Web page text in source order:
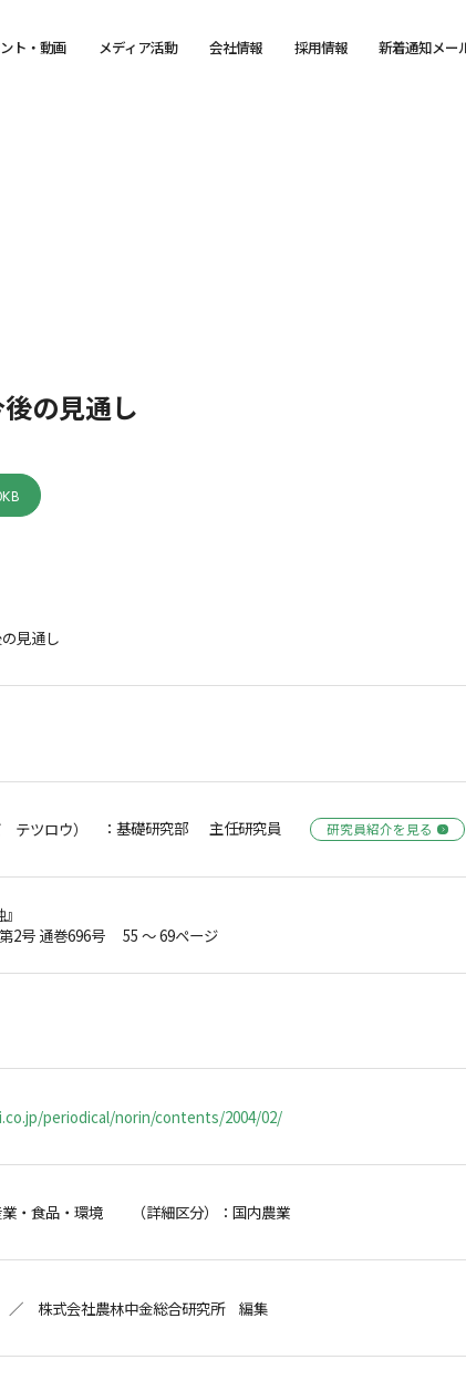
ト・動画 メディア活動 会社情報 採用情報 新着通知メー
の見通し
見通し
ツロウ） ：基礎研究部 主任研究員 研究員紹介を見る
2号 通巻696号 55 ～ 69ページ
periodical/norin/contents/2004/02/
業・食品・環境 （詳細区分）：国内農業
株式会社農林中金総合研究所 編集